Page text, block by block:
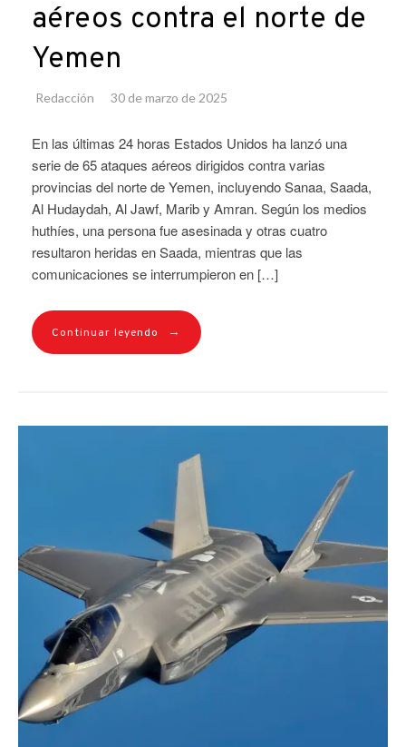
aéreos contra el norte de
Yemen
Redacción 30 de marzo de 2025
En las últimas 24 horas Estados Unidos ha lanzó una
serie de 65 ataques aéreos dirigidos contra varias
provincias del norte de Yemen, incluyendo Sanaa, Saada,
Al Hudaydah, Al Jawf, Marib y Amran. Según los medios
huthíes, una persona fue asesinada y otras cuatro
resultaron heridas en Saada, mientras que las
comunicaciones se interrumpieron en […]
Continuar leyendo →